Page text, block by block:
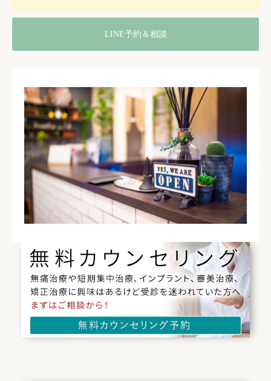
LINE予約＆相談